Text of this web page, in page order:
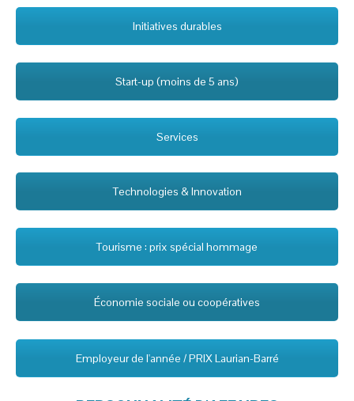
Initiatives durables
Start-up (moins de 5 ans)
Services
Technologies & Innovation
Tourisme : prix spécial hommage
Économie sociale ou coopératives
Employeur de l'année / PRIX Laurian-Barré